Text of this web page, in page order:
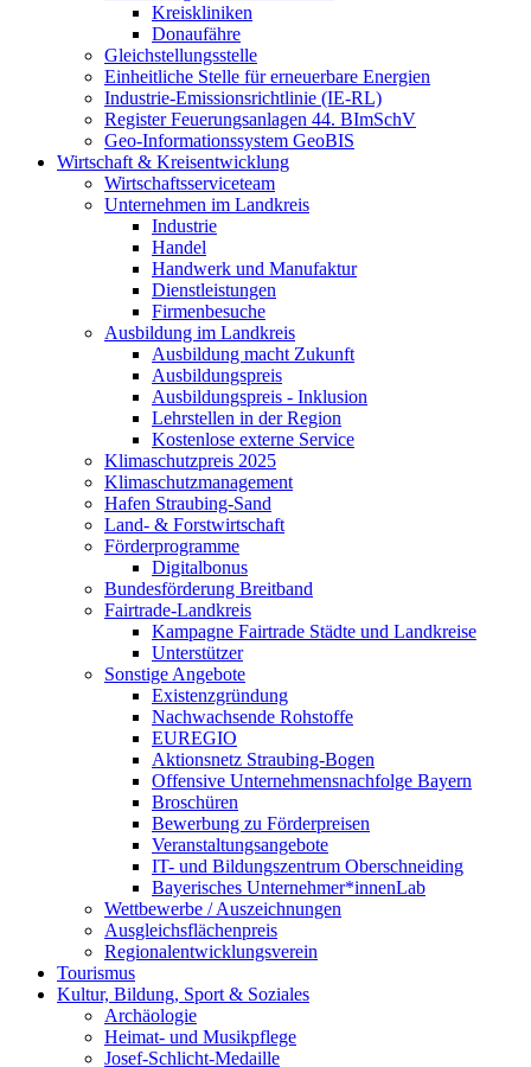
Kreiskliniken
Donaufähre
Gleichstellungsstelle
Einheitliche Stelle für erneuerbare Energien
Industrie-Emissionsrichtlinie (IE-RL)
Register Feuerungsanlagen 44. BImSchV
Geo-Informationssystem GeoBIS
Wirtschaft & Kreisentwicklung
Wirtschaftsserviceteam
Unternehmen im Landkreis
Industrie
Handel
Handwerk und Manufaktur
Dienstleistungen
Firmenbesuche
Ausbildung im Landkreis
Ausbildung macht Zukunft
Ausbildungspreis
Ausbildungspreis - Inklusion
Lehrstellen in der Region
Kostenlose externe Service
Klimaschutzpreis 2025
Klimaschutzmanagement
Hafen Straubing-Sand
Land- & Forstwirtschaft
Förderprogramme
Digitalbonus
Bundesförderung Breitband
Fairtrade-Landkreis
Kampagne Fairtrade Städte und Landkreise
Unterstützer
Sonstige Angebote
Existenzgründung
Nachwachsende Rohstoffe
EUREGIO
Aktionsnetz Straubing-Bogen
Offensive Unternehmensnachfolge Bayern
Broschüren
Bewerbung zu Förderpreisen
Veranstaltungsangebote
IT- und Bildungszentrum Oberschneiding
Bayerisches Unternehmer*innenLab
Wettbewerbe / Auszeichnungen
Ausgleichsflächenpreis
Regionalentwicklungsverein
Tourismus
Kultur, Bildung, Sport & Soziales
Archäologie
Heimat- und Musikpflege
Josef-Schlicht-Medaille